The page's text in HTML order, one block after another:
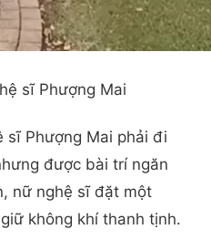
sĩ Phượng Mai
Phượng Mai phải đi
được bài trí ngăn
nữ nghệ sĩ đặt một
không khí thanh tịnh.